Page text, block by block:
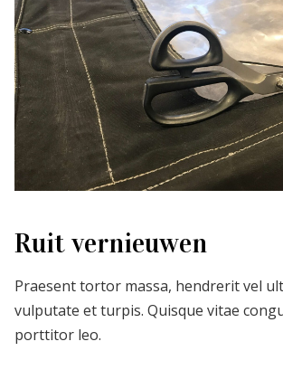
Ruit vernieuwen
Praesent tortor massa, hendrerit vel
vulputate et turpis. Quisque vitae
porttitor leo.